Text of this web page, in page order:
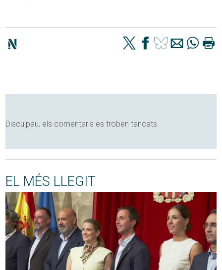
Disculpau, els comentaris es troben tancats
EL MÉS LLEGIT